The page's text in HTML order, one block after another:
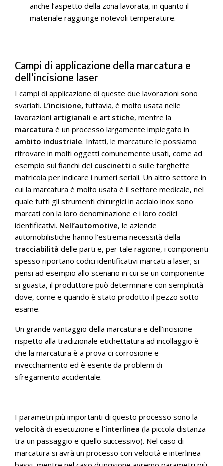
anche l’aspetto della zona lavorata, in quanto il
materiale raggiunge notevoli temperature.
Campi di applicazione della marcatura e
dell’incisione laser
I campi di applicazione di queste due lavorazioni sono
svariati. L’incisione, tuttavia, è molto usata nelle
lavorazioni artigianali e artistiche, mentre la
marcatura è un processo largamente impiegato in
ambito industriale. Infatti, le marcature le possiamo
ritrovare in molti oggetti comunemente usati, come ad
esempio sui fianchi dei cuscinetti o sulle targhette
matricola per indicare i numeri seriali. Un altro settore in
cui la marcatura è molto usata è il settore medicale, nel
quale tutti gli strumenti chirurgici in acciaio inox sono
marcati con la loro denominazione e i loro codici
identificativi. Nell’automotive, le aziende
automobilistiche hanno l’estrema necessità della
tracciabilità delle parti e, per tale ragione, i componenti
spesso riportano codici identificativi marcati a laser; si
pensi ad esempio allo scenario in cui se un componente
si guasta, il produttore può determinare con semplicità
dove, come e quando è stato prodotto il pezzo sotto
esame.
Un grande vantaggio della marcatura e dell’incisione
rispetto alla tradizionale etichettatura ad incollaggio è
che la marcatura è a prova di corrosione e
invecchiamento ed è esente da problemi di
sfregamento accidentale.
I parametri più importanti di questo processo sono la
velocità di esecuzione e l’interlinea (la piccola distanza
tra un passaggio e quello successivo). Nel caso di
marcatura si avrà un processo con velocità e interlinea